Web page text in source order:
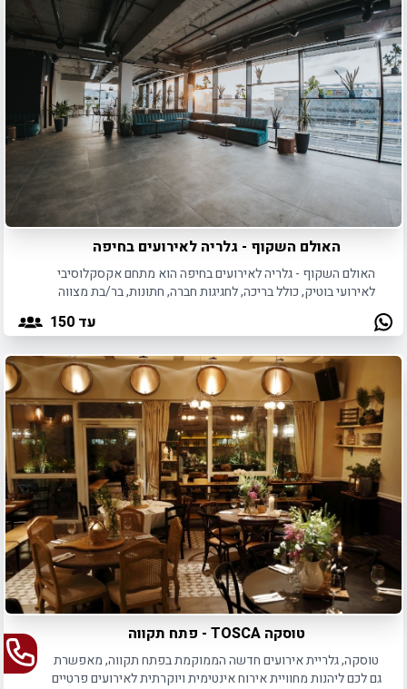
האולם השקוף - גלריה לאירועים בחיפה
האולם השקוף - גלריה לאירועים בחיפה הוא מתחם אקסקלוסיבי
לאירועי בוטיק, כולל בריכה, לחגיגות חברה, חתונות, בר/בת מצווה
עד 150
טוסקה TOSCA - פתח תקווה
טוסקה, גלריית אירועים חדשה הממוקמת בפתח תקווה, מאפשרת
גם לכם ליהנות מחוויית אירוח אינטימית ויוקרתית לאירועים פרטיים